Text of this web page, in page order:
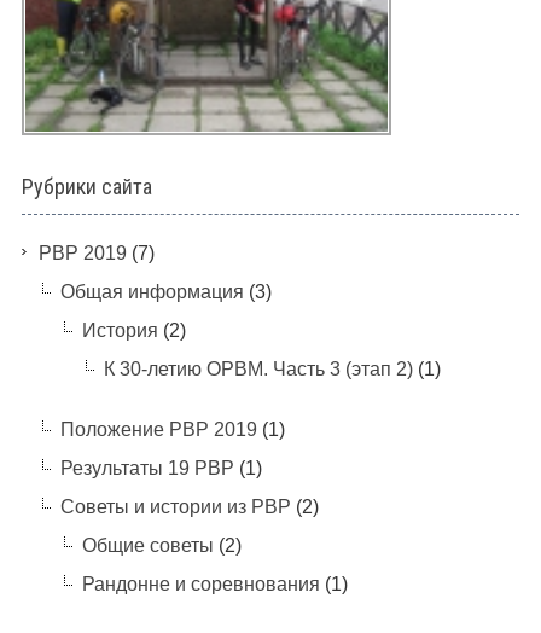
Рубрики сайта
PBP 2019 (7)
Общая информация (3)
История (2)
К 30-летию ОРВМ. Часть 3 (этап 2)(1)
Положение РВР 2019 (1)
Результаты 19 РВР (1)
Советы и истории из РВР (2)
Общие советы (2)
Рандонне и соревнования (1)